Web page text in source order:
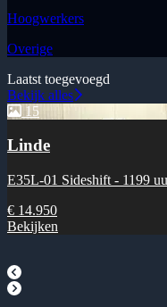
Hoogwerkers
Overige
Laatst toegevoegd
Bekijk alles
15
Linde
E35L-01 Sideshift - 1199
€ 14.950
Bekijken